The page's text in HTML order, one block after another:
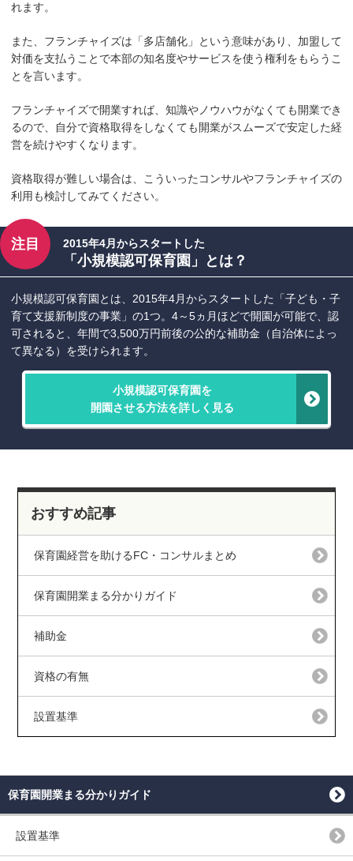
れます。
また、フランチャイズは「多店舗化」という意味があり、加盟して
対価を支払うことで本部の知名度やサービスを使う権利をもらうこ
とを言います。
フランチャイズで開業すれば、知識やノウハウがなくても開業でき
るので、自分で資格取得をしなくても開業がスムーズで安定した経
営を続けやすくなります。
資格取得が難しい場合は、こういったコンサルやフランチャイズの
利用も検討してみてください。
注目 2015年4月からスタートした
「小規模認可保育園」とは？
小規模認可保育園とは、2015年4月からスタートした「子ども・子
育て支援新制度の事業」の1つ。4～5ヵ月ほどで開園が可能で、認
可されると、年間で3,500万円前後の公的な補助金（自治体によっ
て異なる）を受けられます。
小規模認可保育園を
開園させる方法を詳しく見る
おすすめ記事
保育園経営を助けるFC・コンサルまとめ
保育園開業まる分かりガイド
補助金
資格の有無
設置基準
保育園開業まる分かりガイド
設置基準